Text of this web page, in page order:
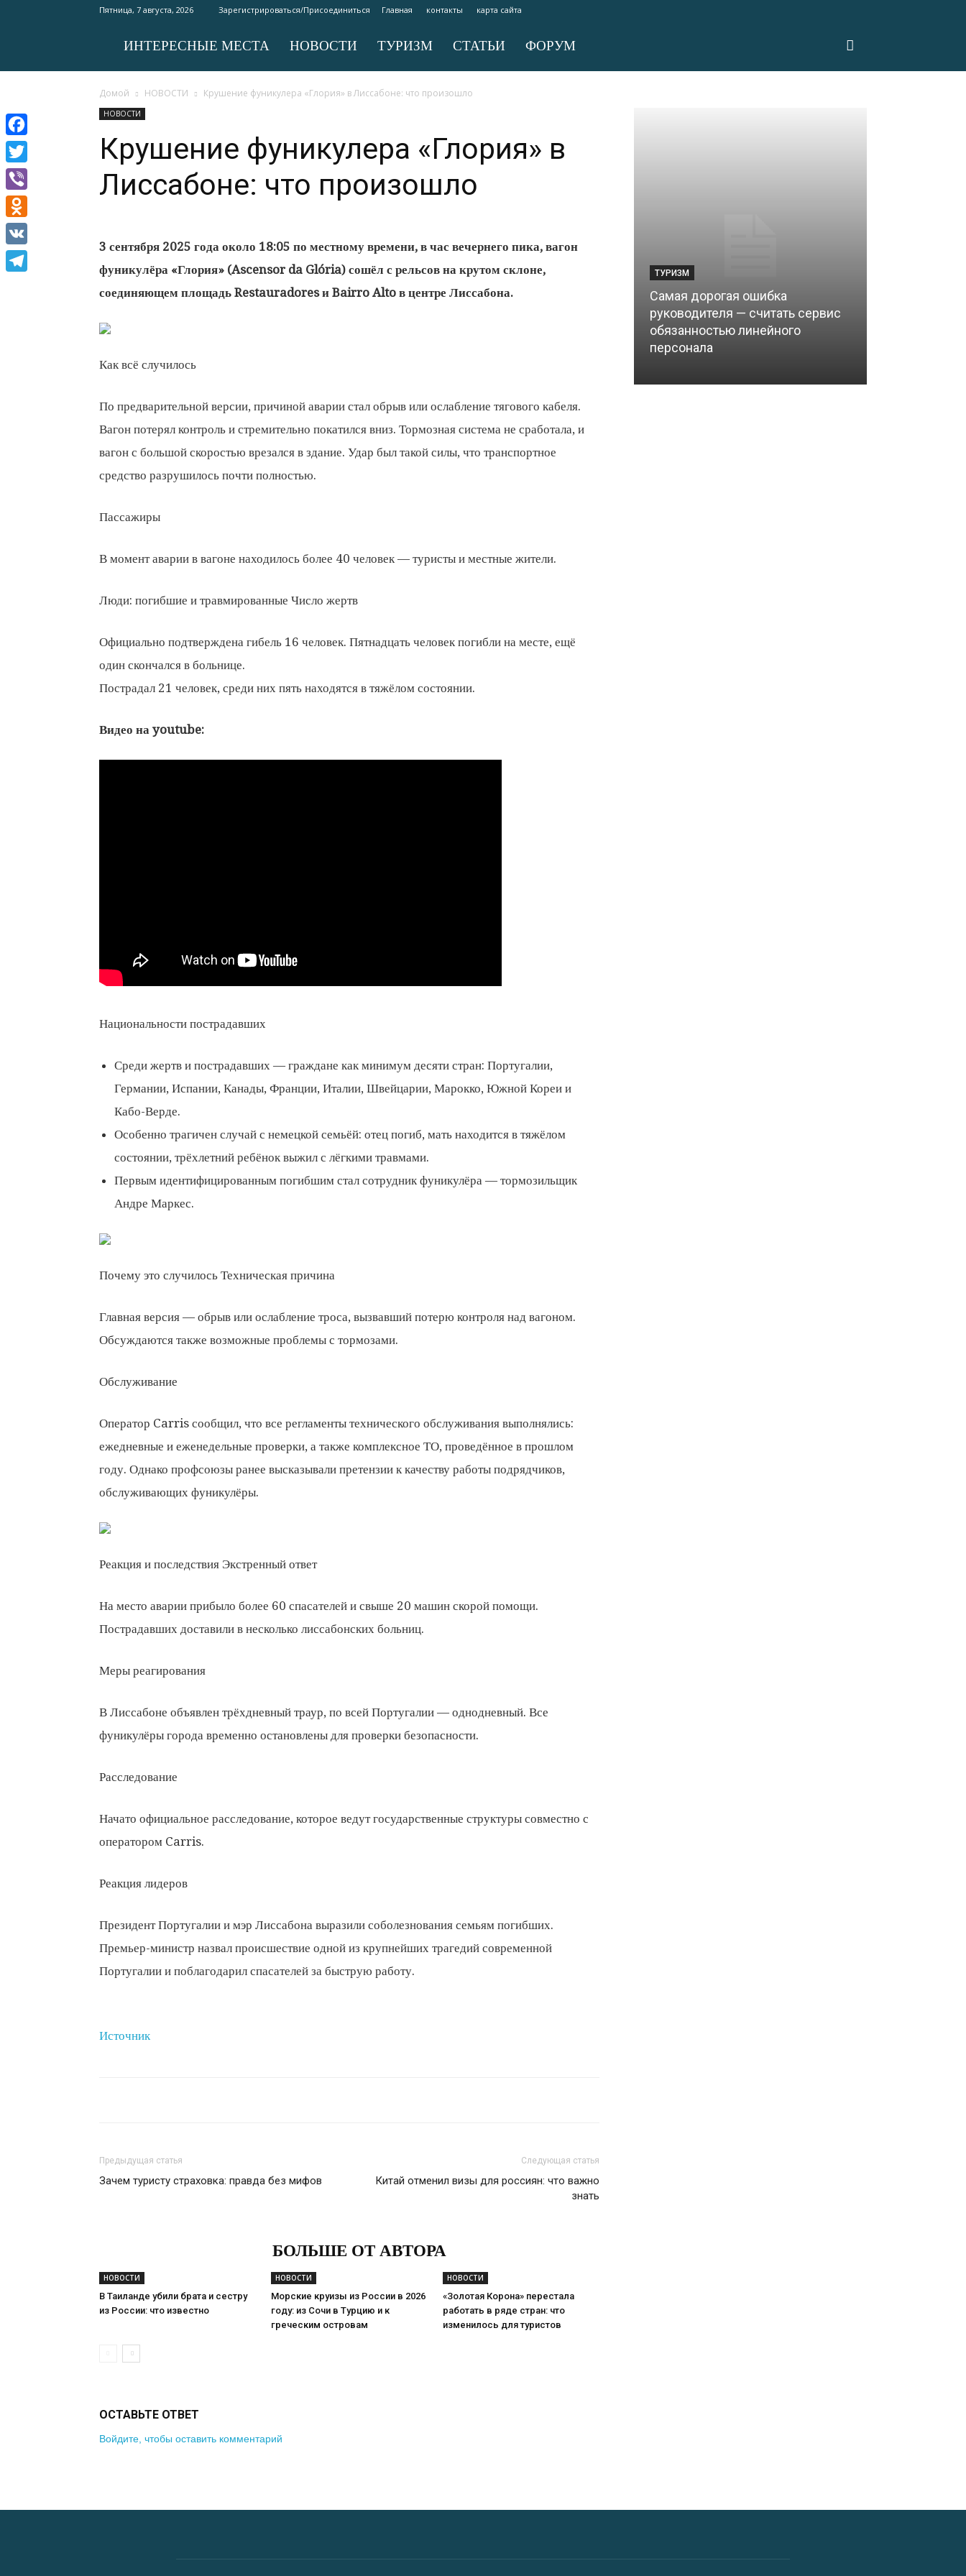
Пятница, 7 августа, 2026 Зарегистрироваться/Присоединиться Главная контакты карта сайта
Туристический
портал
ИНТЕРЕСНЫЕ МЕСТА НОВОСТИ ТУРИЗМ СТАТЬИ ФОРУМ
Домой НОВОСТИ Крушение фуникулера «Глория» в Лиссабоне: что произошло
НОВОСТИ
Крушение фуникулера «Глория» в
Лиссабоне: что произошло
3 сентября 2025 года около 18:05 по местному времени, в час вечернего пика, вагон
фуникулёра «Глория» (Ascensor da Glória) сошёл с рельсов на крутом склоне,
соединяющем площадь Restauradores и Bairro Alto в центре Лиссабона.
Как всё случилось
По предварительной версии, причиной аварии стал обрыв или ослабление тягового кабеля.
Вагон потерял контроль и стремительно покатился вниз. Тормозная система не сработала, и
вагон с большой скоростью врезался в здание. Удар был такой силы, что транспортное
средство разрушилось почти полностью.
Пассажиры
В момент аварии в вагоне находилось более 40 человек — туристы и местные жители.
Люди: погибшие и травмированные Число жертв
Официально подтверждена гибель 16 человек. Пятнадцать человек погибли на месте, ещё
один скончался в больнице.
Пострадал 21 человек, среди них пять находятся в тяжёлом состоянии.
Видео на youtube:
Национальности пострадавших
Среди жертв и пострадавших — граждане как минимум десяти стран: Португалии,
Германии, Испании, Канады, Франции, Италии, Швейцарии, Марокко, Южной Кореи и
Кабо-Верде.
Особенно трагичен случай с немецкой семьёй: отец погиб, мать находится в тяжёлом
состоянии, трёхлетний ребёнок выжил с лёгкими травмами.
Первым идентифицированным погибшим стал сотрудник фуникулёра — тормозильщик
Андре Маркес.
Почему это случилось Техническая причина
Главная версия — обрыв или ослабление троса, вызвавший потерю контроля над вагоном.
Обсуждаются также возможные проблемы с тормозами.
Обслуживание
Оператор Carris сообщил, что все регламенты технического обслуживания выполнялись:
ежедневные и еженедельные проверки, а также комплексное ТО, проведённое в прошлом
году. Однако профсоюзы ранее высказывали претензии к качеству работы подрядчиков,
обслуживающих фуникулёры.
Реакция и последствия Экстренный ответ
На место аварии прибыло более 60 спасателей и свыше 20 машин скорой помощи.
Пострадавших доставили в несколько лиссабонских больниц.
Меры реагирования
В Лиссабоне объявлен трёхдневный траур, по всей Португалии — однодневный. Все
фуникулёры города временно остановлены для проверки безопасности.
Расследование
Начато официальное расследование, которое ведут государственные структуры совместно с
оператором Carris.
Реакция лидеров
Президент Португалии и мэр Лиссабона выразили соболезнования семьям погибших.
Премьер-министр назвал происшествие одной из крупнейших трагедий современной
Португалии и поблагодарил спасателей за быструю работу.
Источник
Предыдущая статья
Зачем туристу страховка: правда без мифов
Следующая статья
Китай отменил визы для россиян: что важно
знать
БОЛЬШЕ ОТ АВТОРА
НОВОСТИ
В Таиланде убили брата и сестру
из России: что известно
НОВОСТИ
Морские круизы из России в 2026
году: из Сочи в Турцию и к
греческим островам
НОВОСТИ
«Золотая Корона» перестала
работать в ряде стран: что
изменилось для туристов
ОСТАВЬТЕ ОТВЕТ
Войдите, чтобы оставить комментарий
ТУРИЗМ
Самая дорогая ошибка
руководителя — считать сервис
обязанностью линейного
персонала
Facebook
Twitter
Viber
Odnoklassniki
VK